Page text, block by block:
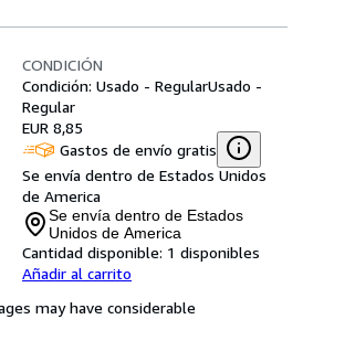
CONDICIÓN
Condición: Usado - RegularUsado -
Regular
EUR 8,85
Gastos de envío gratis
Se envía dentro de Estados Unidos
de America
Se envía dentro de Estados
Unidos de America
Cantidad disponible: 1 disponibles
Añadir al carrito
may have considerable